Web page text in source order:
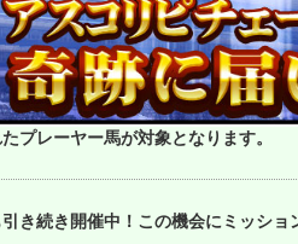
プレーヤー馬が対象となります。
き続き開催中！この機会にミッシ